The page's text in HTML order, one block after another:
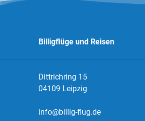
Billigflüge und Reisen
Dittrichring 15
04109 Leipzig
info@billig-flug.de